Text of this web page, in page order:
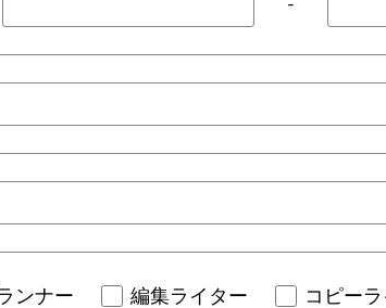
-
ンナー 編集ライター コピー